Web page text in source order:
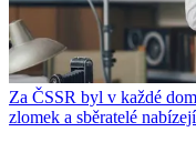
Za ČSSR byl v každé
zlomek a sběratelé